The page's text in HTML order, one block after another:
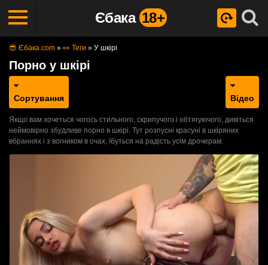
Єбака 18+
😎 Єбака.com » 👀 Теги » У шкірі
Порно у шкірі
Сортування Відео
Якщо вам хочеться чогось стильного, скрипучого і обтягуючого, дивіться
неймовірно збудливе порно в шкірі. Тут розпусні красуні в шкіряних
вбраннях і з вогником в очах, їбуться на радість усім дрочерам.